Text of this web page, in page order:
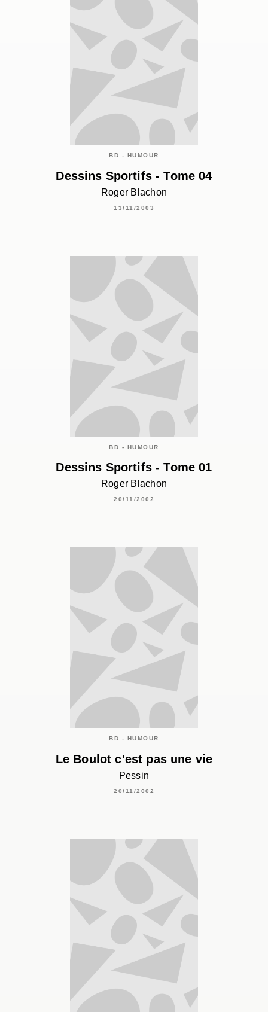
BD - HUMOUR
Dessins Sportifs - Tome 04
Roger Blachon
13/11/2003
BD - HUMOUR
Dessins Sportifs - Tome 01
Roger Blachon
20/11/2002
BD - HUMOUR
Le Boulot c'est pas une vie
Pessin
20/11/2002